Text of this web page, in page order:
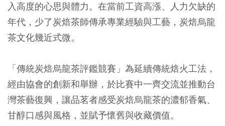
入高度的心思與體力。在當前工資高漲、人力欠缺的
年代，少了炭焙茶師傳承專業經驗與工藝，炭焙烏龍
茶文化幾近式微。
「傳統炭焙烏龍茶評鑑競賽」為延續傳統焙火工法，
經由協會的創新和舉辦，於比賽中一齊交流並推動台
灣茶藝復興，讓品茗者感受炭焙烏龍茶的濃郁香氣、
甘醇口感與風格，並賦予懷舊與收藏價值。